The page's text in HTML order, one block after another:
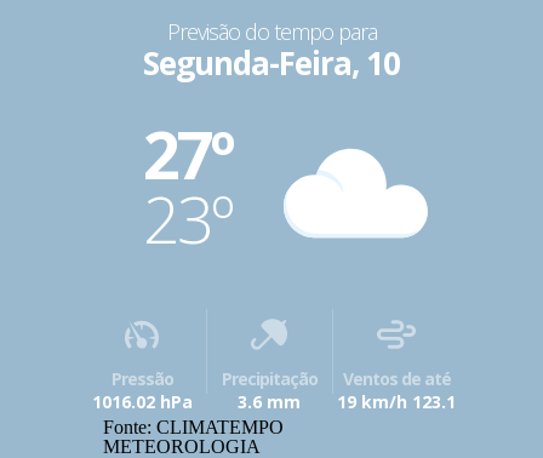
Previsão do tempo para
Segunda-Feira, 10
27º
23º
Pressão
1016.02 hPa
Precipitação
3.6 mm
Ventos de até
19 km/h 123.1
Fonte: CLIMATEMPO
METEOROLOGIA